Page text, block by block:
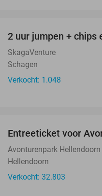
2 uur jumpen + chips
SkagaVenture
Schagen
Verkocht: 1.048
Entreeticket voor
Avonturenpark Hellendoorn
Hellendoorn
Verkocht: 32.803